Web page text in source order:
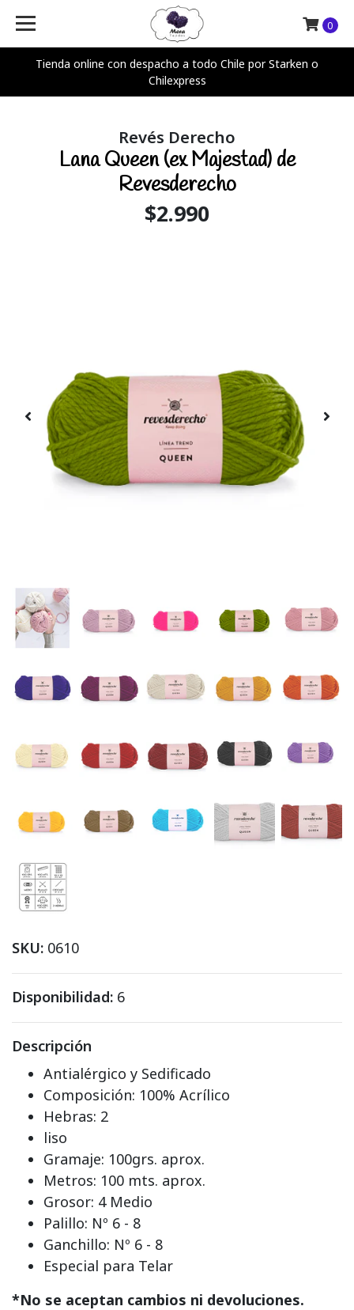
Tienda online con despacho a todo Chile por Starken o
Chilexpress
0
Revés Derecho
Lana Queen (ex Majestad) de
Revesderecho
$2.990
SKU: 0610
Disponibilidad: 6
Descripción
Antialérgico y Sedificado
Composición: 100% Acrílico
Hebras: 2
liso
Gramaje: 100grs. aprox.
Metros: 100 mts. aprox.
Grosor: 4 Medio
Palillo: Nº 6 - 8
Ganchillo: Nº 6 - 8
Especial para Telar
*No se aceptan cambios ni devoluciones.